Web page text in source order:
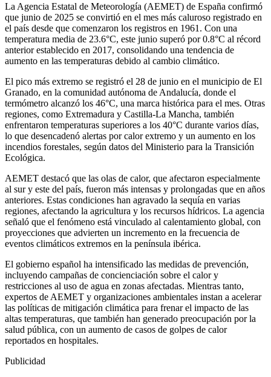
La Agencia Estatal de Meteorología (AEMET) de España confirmó
que junio de 2025 se convirtió en el mes más caluroso registrado en
el país desde que comenzaron los registros en 1961. Con una
temperatura media de 23.6°C, este junio superó por 0.8°C al récord
anterior establecido en 2017, consolidando una tendencia de
aumento en las temperaturas debido al cambio climático.
El pico más extremo se registró el 28 de junio en el municipio de El
Granado, en la comunidad autónoma de Andalucía, donde el
termómetro alcanzó los 46°C, una marca histórica para el mes. Otras
regiones, como Extremadura y Castilla-La Mancha, también
enfrentaron temperaturas superiores a los 40°C durante varios días,
lo que desencadenó alertas por calor extremo y un aumento en los
incendios forestales, según datos del Ministerio para la Transición
Ecológica.
AEMET destacó que las olas de calor, que afectaron especialmente
al sur y este del país, fueron más intensas y prolongadas que en años
anteriores. Estas condiciones han agravado la sequía en varias
regiones, afectando la agricultura y los recursos hídricos. La agencia
señaló que el fenómeno está vinculado al calentamiento global, con
proyecciones que advierten un incremento en la frecuencia de
eventos climáticos extremos en la península ibérica.
El gobierno español ha intensificado las medidas de prevención,
incluyendo campañas de concienciación sobre el calor y
restricciones al uso de agua en zonas afectadas. Mientras tanto,
expertos de AEMET y organizaciones ambientales instan a acelerar
las políticas de mitigación climática para frenar el impacto de las
altas temperaturas, que también han generado preocupación por la
salud pública, con un aumento de casos de golpes de calor
reportados en hospitales.
Publicidad